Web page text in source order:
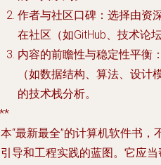
作者与社区口碑 ：选择由资
在社区（如GitHub、技术论
内容的前瞻性与稳定性平衡
（如数据结构、算法、设
的技术栈分析。
“最新最全”的计算机软件书
导和工程实践的蓝图。它应